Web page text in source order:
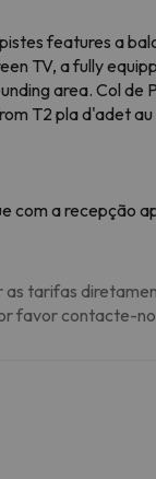
features a
TV, a fully
area. Col
T2 pla d'adet
a recepção
tarifas
favor contacte-